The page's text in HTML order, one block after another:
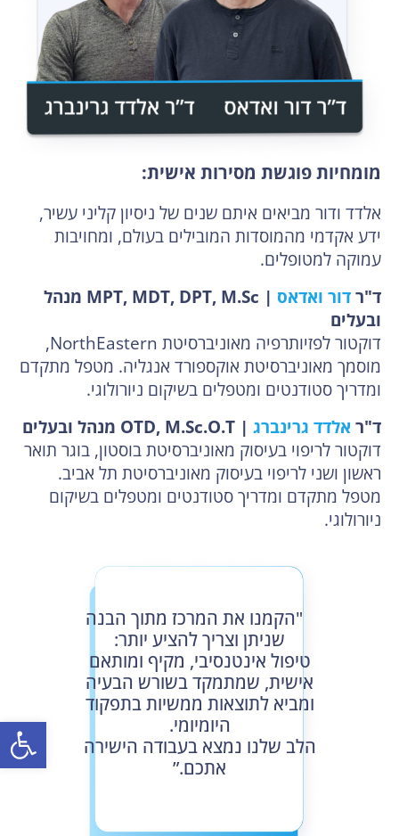
מומחיות פוגשת מסירות אישית:
אלדד ודור מביאים איתם שנים של ניסיון קליני עשיר,
ידע אקדמי מהמוסדות המובילים בעולם, ומחויבות
עמוקה למטופלים.
ד"ר דור ואדאס
| MPT, MDT, DPT, M.Sc מנהל
ובעלים
דוקטור לפזיותרפיה מאוניברסיטת NorthEastern,
מוסמך מאוניברסיטת אוקספורד אנגליה. מטפל מתקדם
ומדריך סטודנטים ומטפלים בשיקום ניורולוגי.
ד"ר אלדד גרינברג | OTD, M.Sc.O.T מנהל ובעלים
דוקטור לריפוי בעיסוק מאוניברסיטת בוסטון, בוגר תואר
ראשון ושני לריפוי בעיסוק מאוניברסיטת תל אביב.
מטפל מתקדם ומדריך סטודנטים ומטפלים בשיקום
ניורולוגי.
"הקמנו את המרכז מתוך הבנה
שניתן וצריך להציע יותר:
טיפול אינטנסיבי, מקיף ומותאם
אישית, שמתמקד בשורש הבעיה
ומביא לתוצאות ממשיות בתפקוד
היומיומי.
הלב שלנו נמצא בעבודה הישירה
אתכם.”